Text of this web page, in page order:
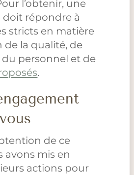
l’obtenir, une
doit répondre à
stricts en matière
de la qualité, de
personnel et de
.
de ce
avons mis en
actions pour